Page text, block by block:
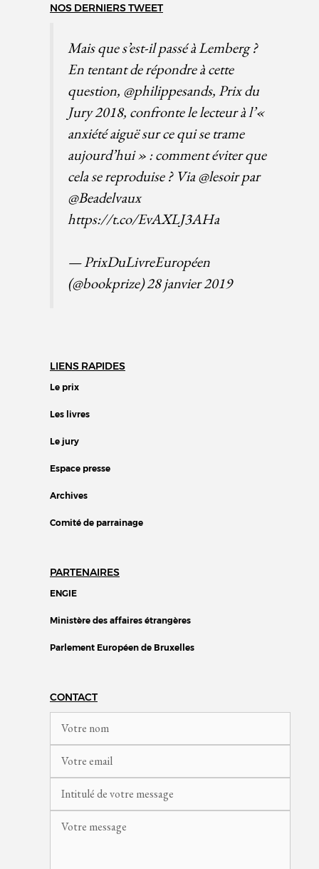
NOS DERNIERS TWEET
Mais que s’est-il passé à Lemberg ?
En tentant de répondre à cette
question, @philippesands, Prix du
Jury 2018, confronte le lecteur à l’«
anxiété aiguë sur ce qui se trame
aujourd’hui » : comment éviter que
cela se reproduise ? Via@lesoirpar
@Beadelvaux
https://t.co/EvAXLJ3AHa
— PrixDuLivreEuropéen
(@bookprize)28 janvier 2019
LIENS RAPIDES
Le prix
Les livres
Le jury
Espace presse
Archives
Comité de parrainage
PARTENAIRES
ENGIE
Ministère des affaires étrangères
Parlement Européen de Bruxelles
CONTACT